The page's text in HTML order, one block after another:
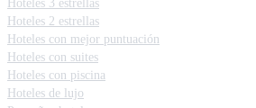
Hoteles 3 estrellas
Hoteles 2 estrellas
Hoteles con mejor puntuación
Hoteles con suites
Hoteles con piscina
Hoteles de lujo